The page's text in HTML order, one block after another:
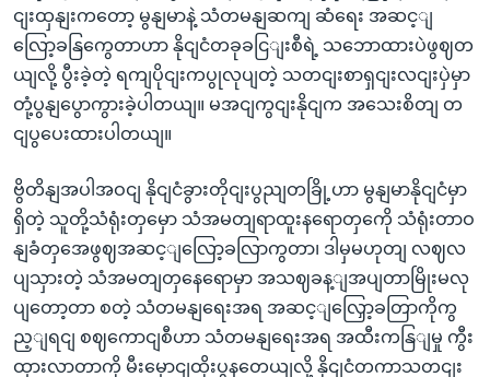
ငျးထှနျးကတော့ မွနျမာနဲ့ သံတမနျဆကျ ဆံရေး အဆင့ျ
လြော့ခနြကွေတာဟာ နိုငျငံတခုခငြျးစီရဲ့ သဘောထားပဲဖွဈတ
ယျလို့ ပွီးခဲ့တဲ့ ရကျပိုငျးကပွုလုပျတဲ့ သတငျးစာရှငျးလငျးပှဲမှာ
တုံ့ပွနျပွောကွားခဲ့ပါတယျ။ မအငျကွငျးနိုငျက အသေးစိတျ တ
ငျပွပေးထားပါတယျ။
ဗွိတိနျအပါအဝငျ နိုငျငံခွားတိုငျးပွညျတခြို့ဟာ မွနျမာနိုငျငံမှာ
ရှိတဲ့ သူတို့သံရုံးတှမှော သံအမတျရာထူးနရောတှကေို သံရုံးတာဝ
နျခံတှအေဖွဈအဆင့ျလြော့ခလြာကွတာ၊ ဒါမှမဟုတျ လဈလ
ပျသှားတဲ့ သံအမတျတှနေရောမှာ အသဈခန့ျအပျတာမြိုးမလု
ပျတော့တာ စတဲ့ သံတမနျရေးအရ အဆင့ျလြှော့ခတြာကိုကွ
ည့ျရငျ စဈကောငျစီဟာ သံတမနျရေးအရ အထီးကနြျမှု ကွီး
ထှားလာတာကို မီးမှောငျထိုးပွနတေယျလို့ နိုငျငံတကာသတငျး